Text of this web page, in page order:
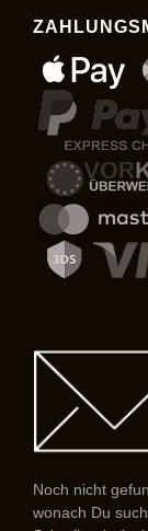
Noch nicht
wonach Du